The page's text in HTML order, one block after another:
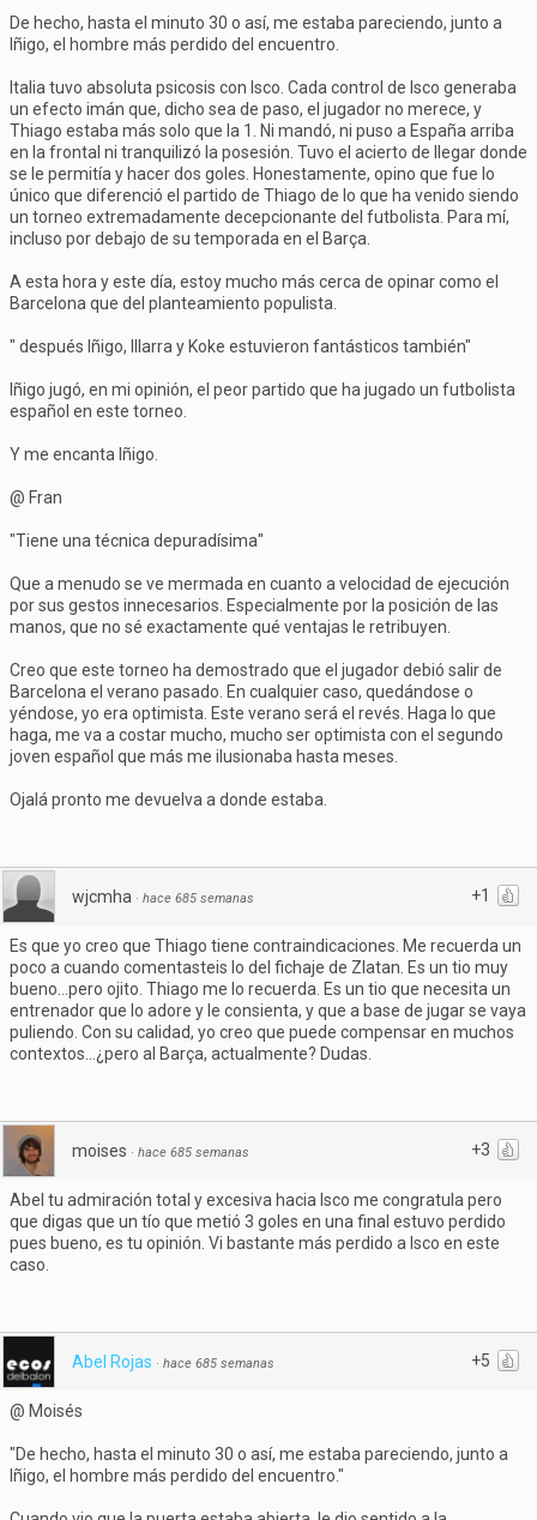
De hecho, hasta el minuto 30 o así, me estaba pareciendo, junto a
Iñigo, el hombre más perdido del encuentro.
Italia tuvo absoluta psicosis con Isco. Cada control de Isco generaba
un efecto imán que, dicho sea de paso, el jugador no merece, y
Thiago estaba más solo que la 1. Ni mandó, ni puso a España arriba
en la frontal ni tranquilizó la posesión. Tuvo el acierto de llegar donde
se le permitía y hacer dos goles. Honestamente, opino que fue lo
único que diferenció el partido de Thiago de lo que ha venido siendo
un torneo extremadamente decepcionante del futbolista. Para mí,
incluso por debajo de su temporada en el Barça.
A esta hora y este día, estoy mucho más cerca de opinar como el
Barcelona que del planteamiento populista.
" después Iñigo, Illarra y Koke estuvieron fantásticos también"
Iñigo jugó, en mi opinión, el peor partido que ha jugado un futbolista
español en este torneo.
Y me encanta Iñigo.
@ Fran
"Tiene una técnica depuradísima"
Que a menudo se ve mermada en cuanto a velocidad de ejecución
por sus gestos innecesarios. Especialmente por la posición de las
manos, que no sé exactamente qué ventajas le retribuyen.
Creo que este torneo ha demostrado que el jugador debió salir de
Barcelona el verano pasado. En cualquier caso, quedándose o
yéndose, yo era optimista. Este verano será el revés. Haga lo que
haga, me va a costar mucho, mucho ser optimista con el segundo
joven español que más me ilusionaba hasta meses.
Ojalá pronto me devuelva a donde estaba.
+1
wjcmha · hace 685 semanas
Es que yo creo que Thiago tiene contraindicaciones. Me recuerda un
poco a cuando comentasteis lo del fichaje de Zlatan. Es un tio muy
bueno...pero ojito. Thiago me lo recuerda. Es un tio que necesita un
entrenador que lo adore y le consienta, y que a base de jugar se vaya
puliendo. Con su calidad, yo creo que puede compensar en muchos
contextos...¿pero al Barça, actualmente? Dudas.
+3
moises · hace 685 semanas
Abel tu admiración total y excesiva hacia Isco me congratula pero
que digas que un tío que metió 3 goles en una final estuvo perdido
pues bueno, es tu opinión. Vi bastante más perdido a Isco en este
caso.
+5
Abel Rojas · hace 685 semanas
@ Moisés
"De hecho, hasta el minuto 30 o así, me estaba pareciendo, junto a
Iñigo, el hombre más perdido del encuentro."